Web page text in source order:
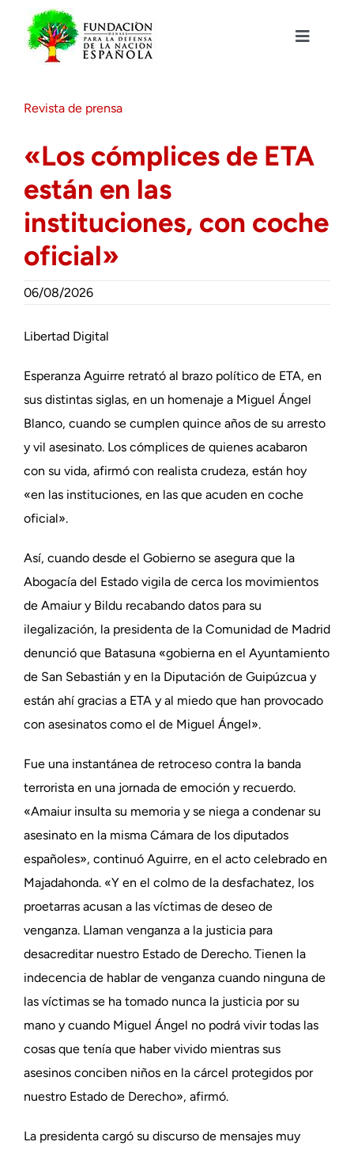
contenido
Toggle
Actualidad
Actividades
Colabora
Revista de prensa
«Los cómplices de ETA
están en las
instituciones, con coche
oficial»
06/08/2026
Libertad Digital
Esperanza Aguirre retrató al brazo político de ETA, en
sus distintas siglas, en un homenaje a Miguel Ángel
Blanco, cuando se cumplen quince años de su arresto
y vil asesinato. Los cómplices de quienes acabaron
con su vida, afirmó con realista crudeza, están hoy
«en las instituciones, en las que acuden en coche
oficial».
Así, cuando desde el Gobierno se asegura que la
Abogacía del Estado vigila de cerca los movimientos
de Amaiur y Bildu recabando datos para su
ilegalización, la presidenta de la Comunidad de Madrid
denunció que Batasuna «gobierna en el Ayuntamiento
de San Sebastián y en la Diputación de Guipúzcua y
están ahí gracias a ETA y al miedo que han provocado
con asesinatos como el de Miguel Ángel».
Fue una instantánea de retroceso contra la banda
terrorista en una jornada de emoción y recuerdo.
«Amaiur insulta su memoria y se niega a condenar su
asesinato en la misma Cámara de los diputados
españoles», continuó Aguirre, en el acto celebrado en
Majadahonda. «Y en el colmo de la desfachatez, los
proetarras acusan a las víctimas de deseo de
venganza. Llaman venganza a la justicia para
desacreditar nuestro Estado de Derecho. Tienen la
indecencia de hablar de venganza cuando ninguna de
las víctimas se ha tomado nunca la justicia por su
mano y cuando Miguel Ángel no podrá vivir todas las
cosas que tenía que haber vivido mientras sus
asesinos conciben niños en la cárcel protegidos por
nuestro Estado de Derecho», afirmó.
La presidenta cargó su discurso de mensajes muy